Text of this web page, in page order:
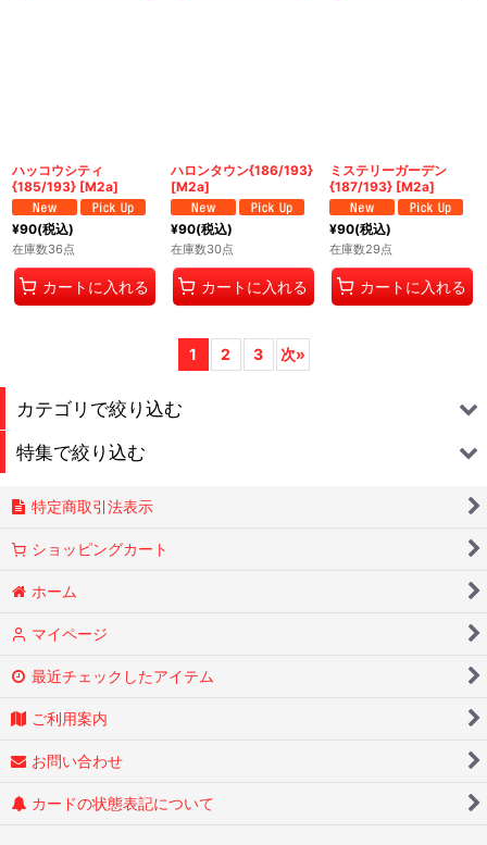
ハッコウシティ
{185/193} [M2a]
¥90(税込)
在庫数36点
カートに入れる
ハロンタウン{186/193}
[M2a]
¥90(税込)
在庫数30点
カートに入れる
ミステリーガーデン
{187/193} [M2a]
¥90(税込)
在庫数29点
カートに入れる
1 2 3 次»
カテゴリで絞り込む
1周年記念大感謝セール
ポケモンカード
ポケモンカード ハイクラスパック
プロモカード
特集で絞り込む
★Pic Up商品★
新着商品
OP-赤
特定商取引法表示
ショッピングカート
ホーム
マイページ
最近チェックしたアイテム
ご利用案内
お問い合わせ
カードの状態表記について